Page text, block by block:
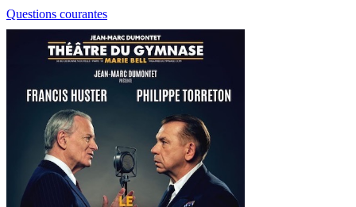
Questions courantes